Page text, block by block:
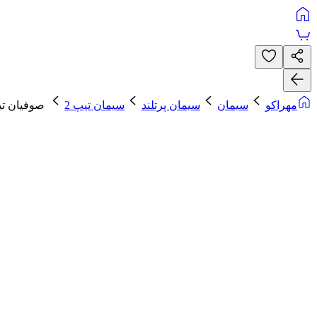
مهراکو سیمان سیمان پرتلند سیمان تیپ 2 صوفیان تیپ 2-